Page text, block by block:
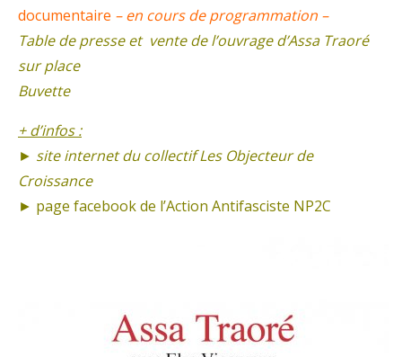
documentaire – en cours de programmation –
Table de presse et vente de l’ouvrage d’Assa Traoré
sur place
Buvette
+ d’infos :
► site internet du collectifLes Objecteur de
Croissance
► page facebook de l’Action Antifasciste NP2C